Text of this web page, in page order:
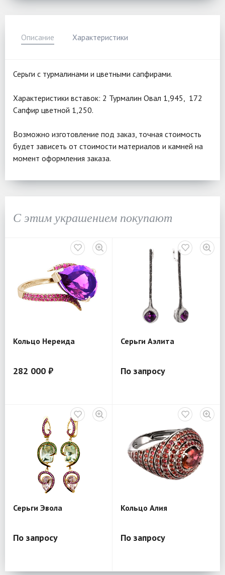
Описание Характеристики
Серьги с турмалинами и цветными сапфирами.
Характеристики вставок: 2 Турмалин Овал 1,945, 172
Сапфир цветной 1,250.
Возможно изготовление под заказ, точная стоимость
будет зависеть от стоимости материалов и камней на
момент оформления заказа.
С этим украшением покупают
Кольцо Нереида
282 000 ₽
Серьги Аэлита
По запросу
Серьги Эвола
По запросу
Кольцо Алия
По запросу